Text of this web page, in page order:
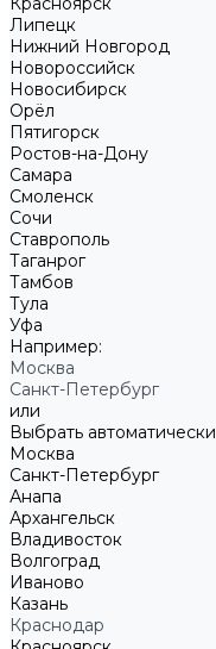
Липецк
Нижний Новгород
Новороссийск
Новосибирск
Орёл
Пятигорск
Ростов-на-Дону
Самара
Смоленск
Сочи
Ставрополь
Таганрог
Тамбов
Тула
Уфа
Например:
Москва
Санкт-Петербург
или
Выбрать автоматически
Москва
Санкт-Петербург
Анапа
Архангельск
Владивосток
Волгоград
Иваново
Казань
Краснодар